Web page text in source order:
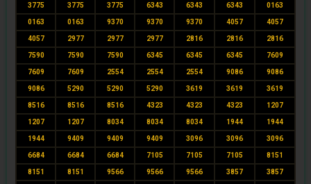
3775 3775 3775 6343 6343 6343 0163
0163 0163 9370 9370 9370 4057 4057
4057 2977 2977 2977 2816 2816 2816
7590 7590 7590 6345 6345 6345 7609
7609 7609 2554 2554 2554 9086 9086
9086 5290 5290 5290 3619 3619 3619
8516 8516 8516 4323 4323 4323 1207
1207 1207 8034 8034 8034 1944 1944
1944 9409 9409 9409 3096 3096 3096
6684 6684 6684 7105 7105 7105 8151
8151 8151 9566 9566 9566 3857 3857